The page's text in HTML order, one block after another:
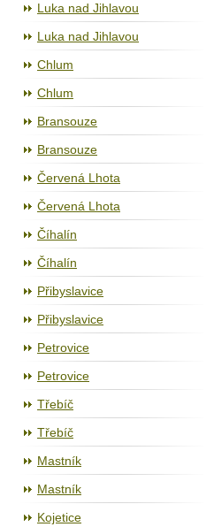
Luka nad Jihlavou
Luka nad Jihlavou
Chlum
Chlum
Bransouze
Bransouze
Červená Lhota
Červená Lhota
Číhalín
Číhalín
Přibyslavice
Přibyslavice
Petrovice
Petrovice
Třebíč
Třebíč
Mastník
Mastník
Kojetice